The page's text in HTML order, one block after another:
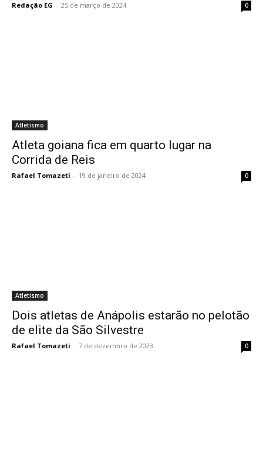
Redação EG - 25 de março de 2024 0
Atletismo
Atleta goiana fica em quarto lugar na
Corrida de Reis
Rafael Tomazeti - 19 de janeiro de 2024 0
Atletismo
Dois atletas de Anápolis estarão no pelotão
de elite da São Silvestre
Rafael Tomazeti - 7 de dezembro de 2023 0